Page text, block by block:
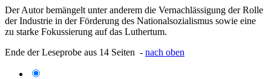
Der Autor bemängelt unter anderem die Vernachlässigung der Rolle
der Industrie in der Förderung des Nationalsozialismus sowie eine
zu starke Fokussierung auf das Luthertum.
Ende der Leseprobe aus 14 Seiten - nach oben